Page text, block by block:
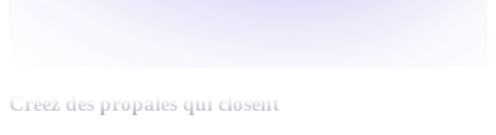
Créez des propales qui closent